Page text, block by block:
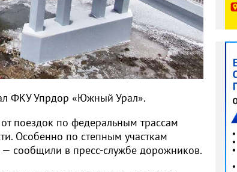
ФКУ Упрдор «Южный Урал».
поездок по федеральным трассам
Особенно по степным участкам
— сообщили в пресс-службе дорожников.